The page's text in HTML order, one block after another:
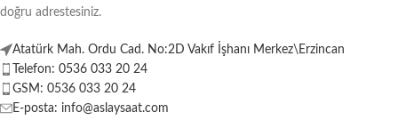
doğru adrestesiniz.
Atatürk Mah. Ordu Cad. No:2D Vakıf İşhanı Merkez\Erzincan
Telefon: 0536 033 20 24
GSM: 0536 033 20 24
E-posta: info@aslaysaat.com